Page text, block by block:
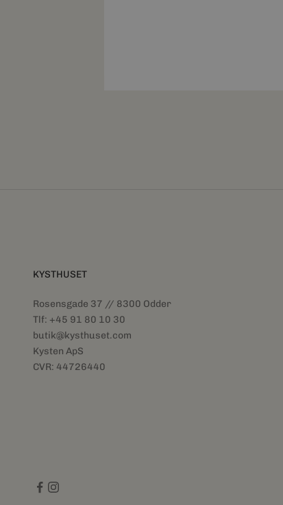
KYSTHUSET
Rosensgade 37 // 8300 Odder
Tlf: +45 91 80 10 30
butik@kysthuset.com
Kysten ApS
CVR: 44726440